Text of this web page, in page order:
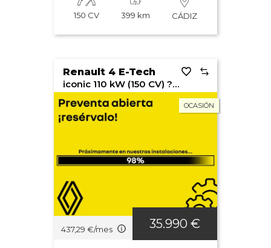
150 CV 399 km CÁDIZ
Renault 4 E-Tech
iconic 110 kW (150 CV) ?plein sud®? autonomía confort
OCASIÓN
437,29 €/mes 35.990 €